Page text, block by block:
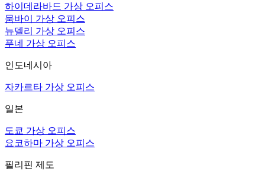
하이데라바드 가상 오피스
뭄바이 가상 오피스
뉴델리 가상 오피스
푸네 가상 오피스
인도네시아
자카르타 가상 오피스
일본
도쿄 가상 오피스
요코하마 가상 오피스
필리핀 제도